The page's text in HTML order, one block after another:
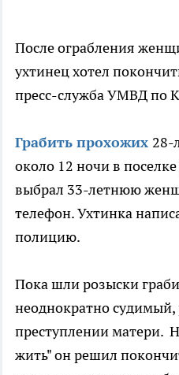
После ограбления
ухтинец хотел
пресс-служба УМВД по
Грабить прохожих 28-
около 12 ночи в
выбрал 33-летнюю
телефон. Ухтинка
полицию.
Пока шли розыски
неоднократно судимый,
преступлении матери.
жить" он решил